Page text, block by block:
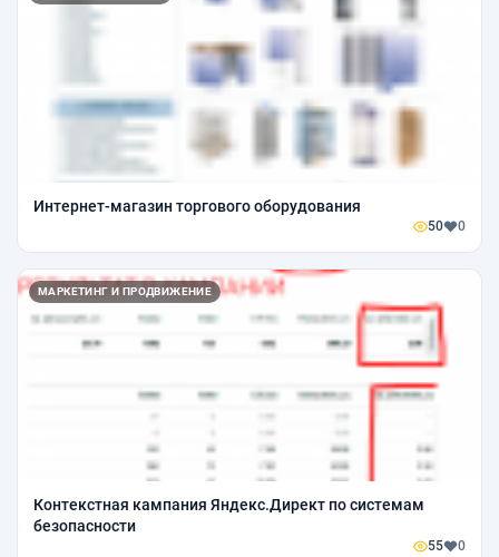
Интернет-магазин торгового оборудования
50 0
МАРКЕТИНГ И ПРОДВИЖЕНИЕ
Контекстная кампания Яндекс.Директ по системам
безопасности
55 0